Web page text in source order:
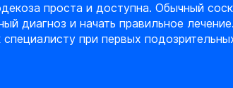
проста и доступна. Обычный
диагноз и начать правильное
при первых